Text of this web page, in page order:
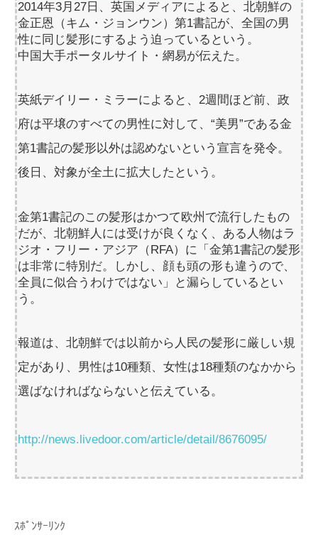
2014年3月27日、英国メディアによると、北朝鮮の
金正恩（キム・ジョンウン）第1書記が、全国の男
性に同じ髪形にするよう迫っているという。
中国大手ポータルサイト・網易が伝えた。
英紙デイリー・ミラーによると、2週間ほど前、政
府は平壌のすべての男性に対して、“美男”である金
第1書記の髪形以外は認めないという宣言を発令。
後日、対象が全土に拡大したという。
金第1書記のこの髪形はかつて欧州で流行したもの
だが、北朝鮮人には受けが良くなく、ある人物はラ
ジオ・フリー・アジア（RFA）に「金第1書記の髪形
は非常に特別だ。しかし、顔も頭の形も違うので、
全員に似合うわけではない」と漏らしているとい
う。
報道は、北朝鮮では以前から人民の髪形に厳しい規
定があり、男性は10種類、女性は18種類のなかから
選ばなければならないと伝えている。
http://news.livedoor.com/article/detail/8676095/
ｽﾎﾟﾝｻｰﾘﾝｸ